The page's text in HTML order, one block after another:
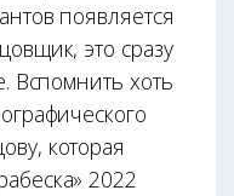
появляется
это сразу
Вспомнить хоть
которая
2022